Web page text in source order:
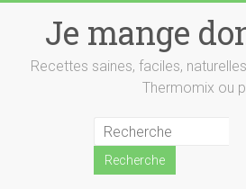
contentJe mange
Recettes saines, faciles,
Thermomix ou